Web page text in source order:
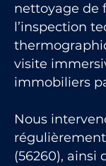
nettoyage de
l’inspection
visite
immobiliers
Nous
(56260), ainsi